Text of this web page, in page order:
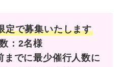
定で募集いたします
：2名様
でに最少催行人数に